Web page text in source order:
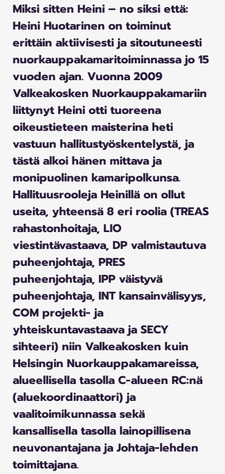
Miksi sitten Heini – no siksi että:
Heini Huotarinen on toiminut
erittäin aktiivisesti ja sitoutuneesti
nuorkauppakamaritoiminnassa jo 15
vuoden ajan. Vuonna 2009
Valkeakosken Nuorkauppakamariin
liittynyt Heini otti tuoreena
oikeustieteen maisterina heti
vastuun hallitustyöskentelystä, ja
tästä alkoi hänen mittava ja
monipuolinen kamaripolkunsa.
Hallituusrooleja Heinillä on ollut
useita, yhteensä 8 eri roolia (TREAS
rahastonhoitaja, LIO
viestintävastaava, DP valmistautuva
puheenjohtaja, PRES
puheenjohtaja, IPP väistyvä
puheenjohtaja, INT kansainvälisyys,
COM projekti- ja
yhteiskuntavastaava ja SECY
sihteeri) niin Valkeakosken kuin
Helsingin Nuorkauppakamareissa,
alueellisella tasolla C-alueen RC:nä
(aluekoordinaattori) ja
vaalitoimikunnassa sekä
kansallisella tasolla lainopillisena
neuvonantajana ja Johtaja-lehden
toimittajana.